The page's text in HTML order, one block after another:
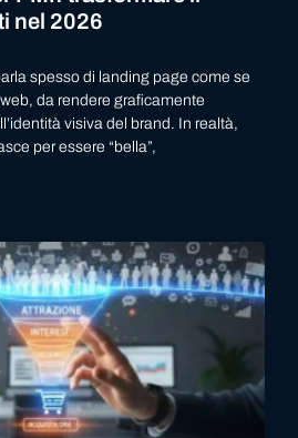
nel 2026
spesso di landing page come se
da rendere graficamente
visiva del brand. In realtà,
per essere “bella”,